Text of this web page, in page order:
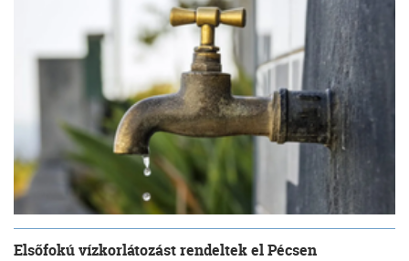
Elsőfokú vízkorlátozást rendeltek el Pécsen